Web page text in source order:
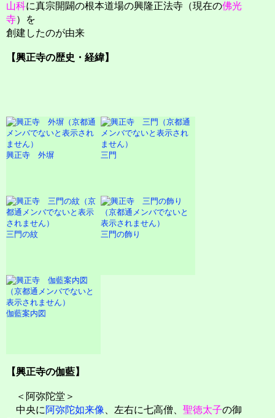
山科に真宗開闢の根本道場の興隆正法寺（現在の佛光
寺）を
創建したのが由来
【興正寺の歴史・経緯】
興正寺 外塀 三門
三門の紋 三門の飾り
伽藍案内図
【興正寺の伽藍】
＜阿弥陀堂＞
中央に 阿弥陀如来像 、左右に七高僧、 聖徳太子の御